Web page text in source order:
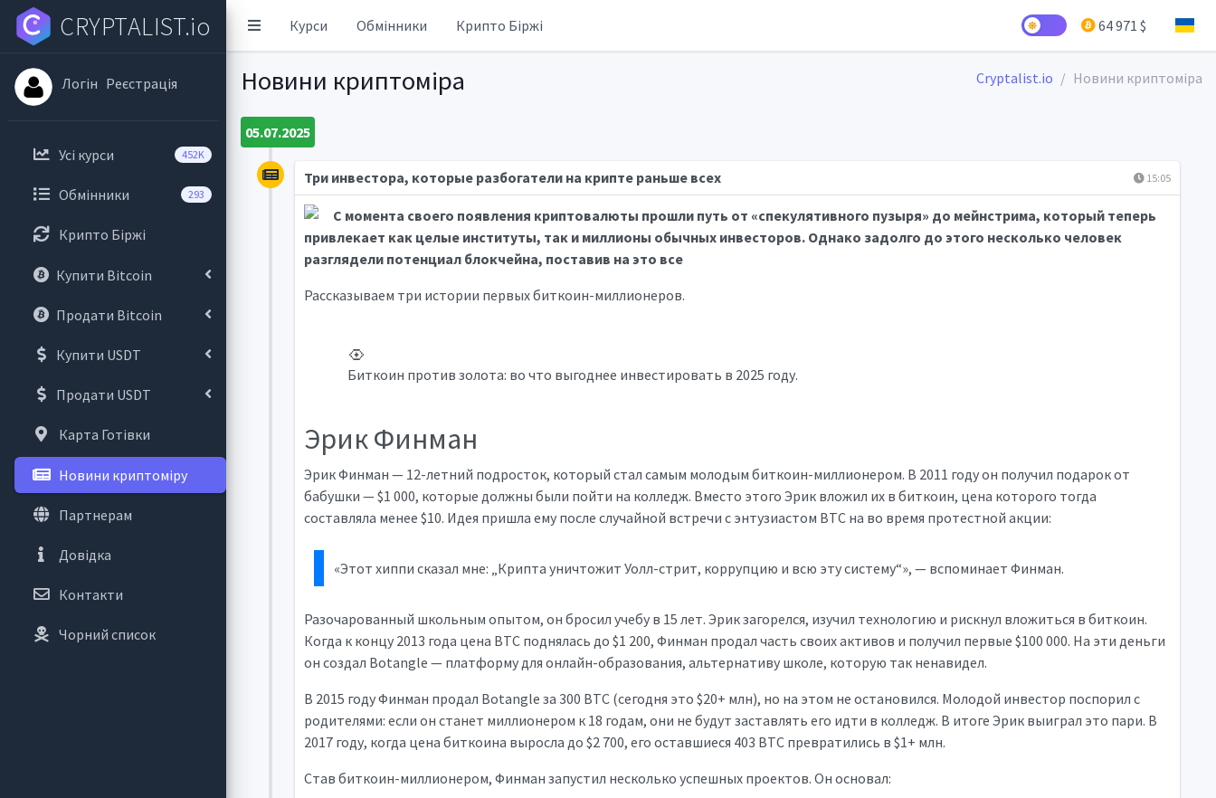
Курси Обмінники Крипто Біржі 64 971 $
CRYPTALIST.io
Логін Реєстрація
Усі курси 452K
Обмінники 293
Крипто Біржі
Купити Bitcoin
Продати Bitcoin
Купити USDT
Продати USDT
Карта Готівки
Новини криптоміру
Партнерам
Довідка
Контакти
Чорний список
Новини криптоміра Cryptalist.io Новини криптоміра
05.07.2025
15:05
Три инвестора, которые разбогатели на крипте раньше всех
С момента своего появления криптовалюты прошли путь от «спекулятивного пузыря» до мейнстрима, который теперь
привлекает как целые институты, так и миллионы обычных инвесторов. Однако задолго до этого несколько человек
разглядели потенциал блокчейна, поставив на это все
Рассказываем три истории первых биткоин-миллионеров.
Биткоин против золота: во что выгоднее инвестировать в 2025 году.
Эрик Финман
Эрик Финман — 12-летний подросток, который стал самым молодым биткоин-миллионером. В 2011 году он получил подарок от
бабушки — $1 000, которые должны были пойти на колледж. Вместо этого Эрик вложил их в биткоин, цена которого тогда
составляла менее $10. Идея пришла ему после случайной встречи с энтузиастом BTC на во время протестной акции:
«Этот хиппи сказал мне: „Крипта уничтожит Уолл-стрит, коррупцию и всю эту систему“», — вспоминает Финман.
Разочарованный школьным опытом, он бросил учебу в 15 лет. Эрик загорелся, изучил технологию и рискнул вложиться в биткоин.
Когда к концу 2013 года цена BTC поднялась до $1 200, Финман продал часть своих активов и получил первые $100 000. На эти деньги
он создал Botangle — платформу для онлайн-образования, альтернативу школе, которую так ненавидел.
В 2015 году Финман продал Botangle за 300 BTC (сегодня это $20+ млн), но на этом не остановился. Молодой инвестор поспорил с
родителями: если он станет миллионером к 18 годам, они не будут заставлять его идти в колледж. В итоге Эрик выиграл это пари. В
2017 году, когда цена биткоина выросла до $2 700, его оставшиеся 403 BTC превратились в $1+ млн.
Став биткоин-миллионером, Финман запустил несколько успешных проектов. Он основал: